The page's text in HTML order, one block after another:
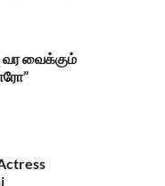
வர வைக்கும்